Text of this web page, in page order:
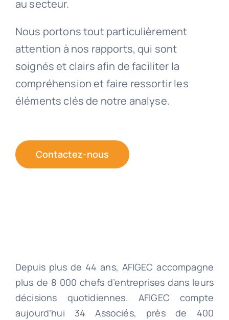
au secteur.
Nous portons tout particulièrement
attention à nos rapports, qui sont
soignés et clairs afin de faciliter la
compréhension et faire ressortir les
éléments clés de notre analyse.
Contactez-nous
Depuis plus de 44 ans, AFIGEC accompagne
plus de 8 000 chefs d’entreprises dans leurs
décisions quotidiennes. AFIGEC compte
aujourd’hui 34 Associés, près de 400